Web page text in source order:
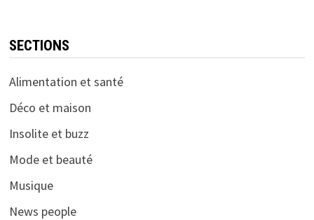
SECTIONS
Alimentation et santé
Déco et maison
Insolite et buzz
Mode et beauté
Musique
News people